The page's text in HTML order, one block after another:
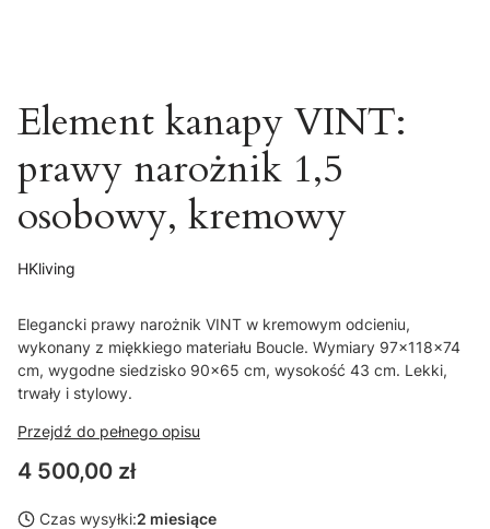
Element kanapy VINT:
prawy narożnik 1,5
osobowy, kremowy
HKliving
Elegancki prawy narożnik VINT w kremowym odcieniu,
wykonany z miękkiego materiału Boucle. Wymiary 97x118x74
cm, wygodne siedzisko 90x65 cm, wysokość 43 cm. Lekki,
trwały i stylowy.
Przejdź do pełnego opisu
Cena
4 500,00 zł
Czas wysyłki:2 miesiące